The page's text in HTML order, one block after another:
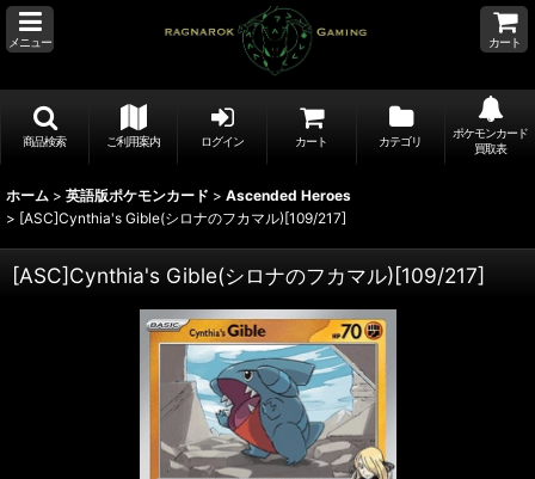
メニュー カート
商品検索 ご利用案内 ログイン カート カテゴリ
ポケモンカード
買取表
ホーム > 英語版ポケモンカード > Ascended Heroes
> [ASC]Cynthia's Gible(シロナのフカマル)[109/217]
[ASC]Cynthia's Gible(シロナのフカマル)[109/217]